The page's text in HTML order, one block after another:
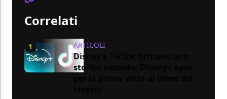
Correlati
1 ARTICOLI
Disney e TikTok firmano uno
storico accordo: Disney+ apre